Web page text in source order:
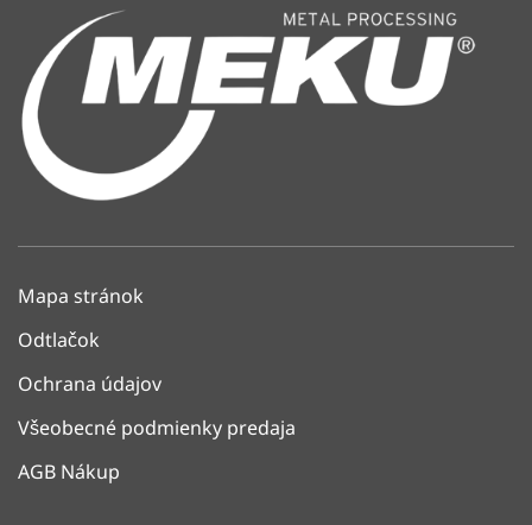
Mapa stránok
Odtlačok
Ochrana údajov
Všeobecné podmienky predaja
AGB Nákup